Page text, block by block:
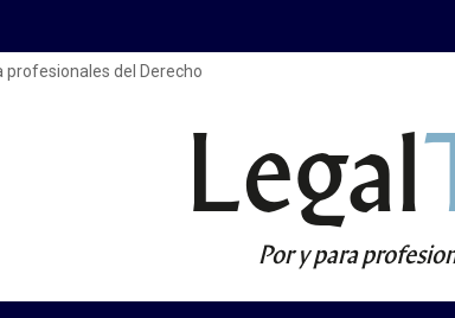
profesionales del Derecho
Legal
Por y para